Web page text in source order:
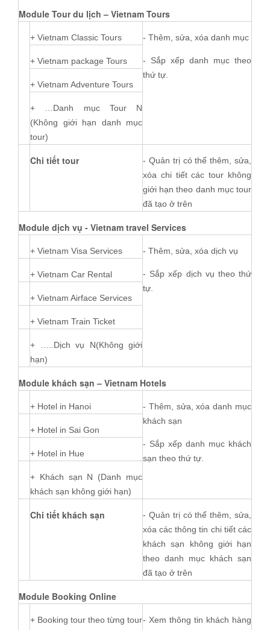
Module Tour du lịch – Vietnam Tours
+ Vietnam Classic Tours - Thêm, sửa, xóa danh mục
- Sắp xếp danh mục theo
thứ tự.
+ Vietnam package Tours
+ Vietnam Adventure Tours
+ …Danh mục Tour N
(Không giới hạn danh mục
tour)
Chi tiết tour
- Quản trị có thể thêm, sửa,
xóa chi tiết các tour không
giới hạn theo danh mục tour
đã tạo ở trên
Module dịch vụ - Vietnam travel Services
+ Vietnam Visa Services - Thêm, sửa, xóa dịch vụ
- Sắp xếp dịch vụ theo thứ
tự.
+ Vietnam Car Rental
+ Vietnam Airface Services
+ Vietnam Train Ticket
+ …..Dịch vụ N(Không giới
hạn)
Module khách sạn – Vietnam Hotels
+ Hotel in Hanoi
- Thêm, sửa, xóa danh mục
khách sạn
- Sắp xếp danh mục khách
sạn theo thứ tự.
+ Hotel in Sai Gon
+ Hotel in Hue
+ Khách sạn N (Danh mục
khách sạn không giới hạn)
Chi tiết khách sạn
- Quản trị có thể thêm, sửa,
xóa các thông tin chi tiết các
khách sạn không giới hạn
theo danh mục khách sạn
đã tạo ở trên
Module Booking Online
+ Booking tour theo từng tour- Xem thông tin khách hàng